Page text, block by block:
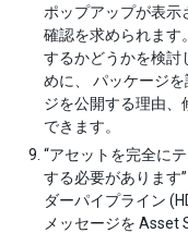
ポップアップが表示
確認を求められます
するかどうかを検討
めに、 パッケージ
ジを公開する理由、
できます。
“アセットを完全に
する必要があります
ダーパイプライン
メッセージを Asset